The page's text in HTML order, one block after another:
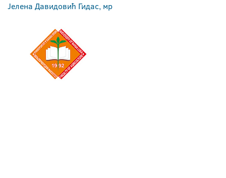
Јелена Давидовић Гидас, мр